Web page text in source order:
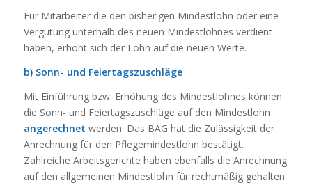
Für Mitarbeiter die den bisherigen Mindestlohn oder eine
Vergütung unterhalb des neuen Mindestlohnes verdient
haben, erhöht sich der Lohn auf die neuen Werte.
b) Sonn- und Feiertagszuschläge
Mit Einführung bzw. Erhöhung des Mindestlohnes können
die Sonn- und Feiertagszuschläge auf den Mindestlohn
angerechnet werden. Das BAG hat die Zulässigkeit der
Anrechnung für den Pflegemindestlohn bestätigt.
Zahlreiche Arbeitsgerichte haben ebenfalls die Anrechnung
auf den allgemeinen Mindestlohn für rechtmäßig gehalten.